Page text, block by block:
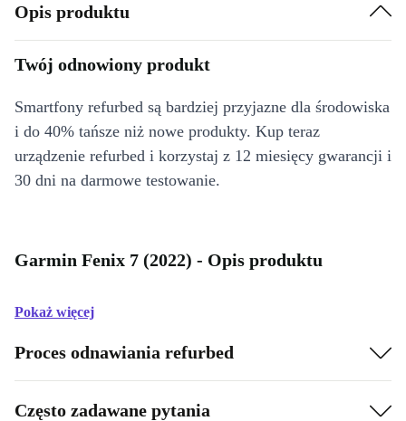
Opis produktu
Twój odnowiony produkt
Smartfony refurbed są bardziej przyjazne dla środowiska
i do 40% tańsze niż nowe produkty. Kup teraz
urządzenie refurbed i korzystaj z 12 miesięcy gwarancji i
30 dni na darmowe testowanie.
Garmin Fenix 7 (2022) - Opis produktu
Pokaż więcej
Proces odnawiania refurbed
Często zadawane pytania